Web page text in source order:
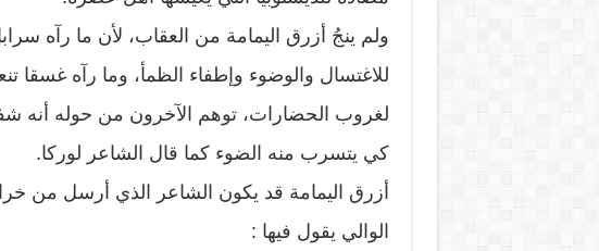
ولم ينجُ أزرق اليمامة من العقاب، لأن ما رآه
للاغتسال والوضوء وإطفاء الظمأ، وما رآه
لغروب الحضارات، توهم الآخرون من حوله أنه
كي يتسرب منه الضوء كما قال الشاعر لوركا.
أزرق اليمامة قد يكون الشاعر الذي أرسل من
الوالي يقول فيها :